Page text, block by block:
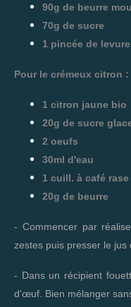
90g de beurre mou
70g de sucre
1 pincée de
Pour le crémeux citron :
1 citron jaune bio
20g de sucre
2 oeufs
30ml d'eau
1 cuill. à café
20g de beurre
- Commencer par
zestes puis presser le jus
- Dans un récipient
d'œuf. Bien mélanger